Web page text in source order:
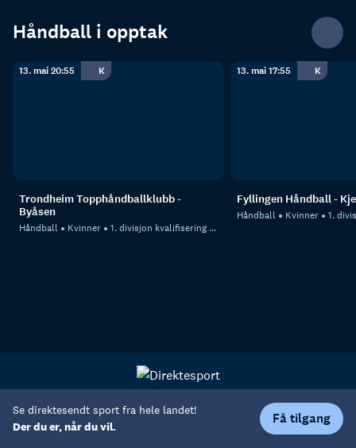
Se direktesendt sport fra hele landet!
Der du er, når du vil.
Få tilgang
Håndball i opptak
13. mai 20:55 K
Trondheim Topphåndballklubb -
Byåsen
Håndball Kvinner 1. divisjon kvalifisering kvinner - 1
13. mai 17:55 K
Fyllingen Håndball -
Håndball Kvinner 1.
Personvern